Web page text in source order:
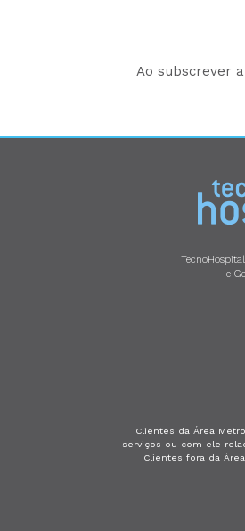
Ao subscrever
e
Clientes da Área
serviços ou com ele
Clientes fora da